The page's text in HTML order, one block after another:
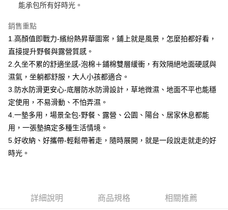
【關於「AFTEE先享後付」】
便利好安心！
１．簡單：不需註冊會員、不需綁卡、不需儲值。
２．便利：只要手機號碼，簡訊認證，即可結帳。
３．安心：先確認商品／服務後，再付款。
１．於結帳方式選擇「AFTEE先享後付」後，將跳轉至「AFTEE先享後付」
結帳頁面，進行簡訊認證並確認金額後，即可完成結帳。
２．訂單成立數日內，您將收到繳費通知簡訊。
３．收到繳費通知簡訊後14天內，點擊此簡訊中的連結，可透過四大超商／
ATM／網路銀行／等多元方式進行付款，方視為交易完成。
※ 請注意：結帳手續完成當下不需立刻繳費，但若您需要取消訂單，請聯絡
後付繳納相關費用。
※ 交易是否成功請以「AFTEE先享後付 」之結帳頁面顯示為準，若有關於
１．透過由恩沛科技股份有限公司提供之「AFTEE先享後付」服務完成之交
宅配
每筆NT$100，滿NT$1,000(含以上)免運費
黑貓貨到付款
每筆NT$150，滿NT$1,000(含以上)免運費
能承包所有好時光。
銷售重點
1.高顏值即戰力-繽紛熱昇華圖案，鋪上就是風景，怎麼拍都好看，
直接提升野餐與露營質感。
2.久坐不累的舒適坐感-泡棉＋鋪棉雙層緩衝，有效隔絕地面硬感與
濕氣，坐躺都舒服，大人小孩都適合。
3.防水防滑更安心-底層防水防滑設計，草地微濕、地面不平也能穩
定使用，不易滑動、不怕弄濕。
4.一墊多用，場景全包-野餐、露營、公園、陽台、居家休息都能
用，一張墊搞定多種生活情境。
5.好收納、好攜帶-輕鬆帶著走，隨時展開，就是一段說走就走的好
時光。
詳細說明 商品規格 相關推薦